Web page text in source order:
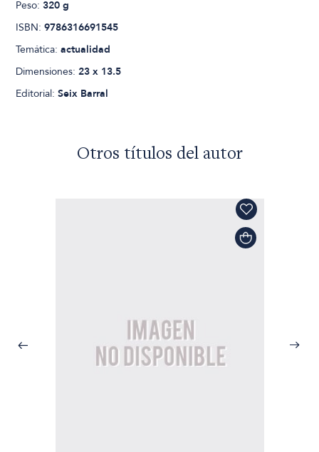
Peso:320 g
ISBN:9786316691545
Temática:actualidad
Dimensiones:23 x 13.5
Editorial:Seix Barral
Otros títulos del autor